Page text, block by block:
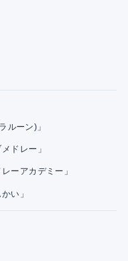
ルーン)」
ドレー」
ーアカデミー」
い」